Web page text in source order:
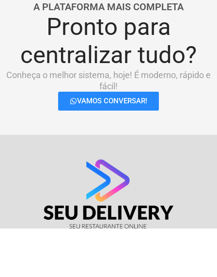
A PLATAFORMA MAIS COMPLETA
Pronto para
centralizar tudo?
Conheça o melhor sistema, hoje! É moderno, rápido e
fácil!
VAMOS CONVERSAR!